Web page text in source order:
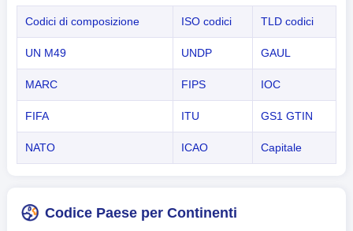
Codici di composizione ISO codici TLD codici
UN M49 UNDP GAUL
MARC FIPS IOC
FIFA ITU GS1 GTIN
NATO ICAO Capitale
Codice Paese per Continenti